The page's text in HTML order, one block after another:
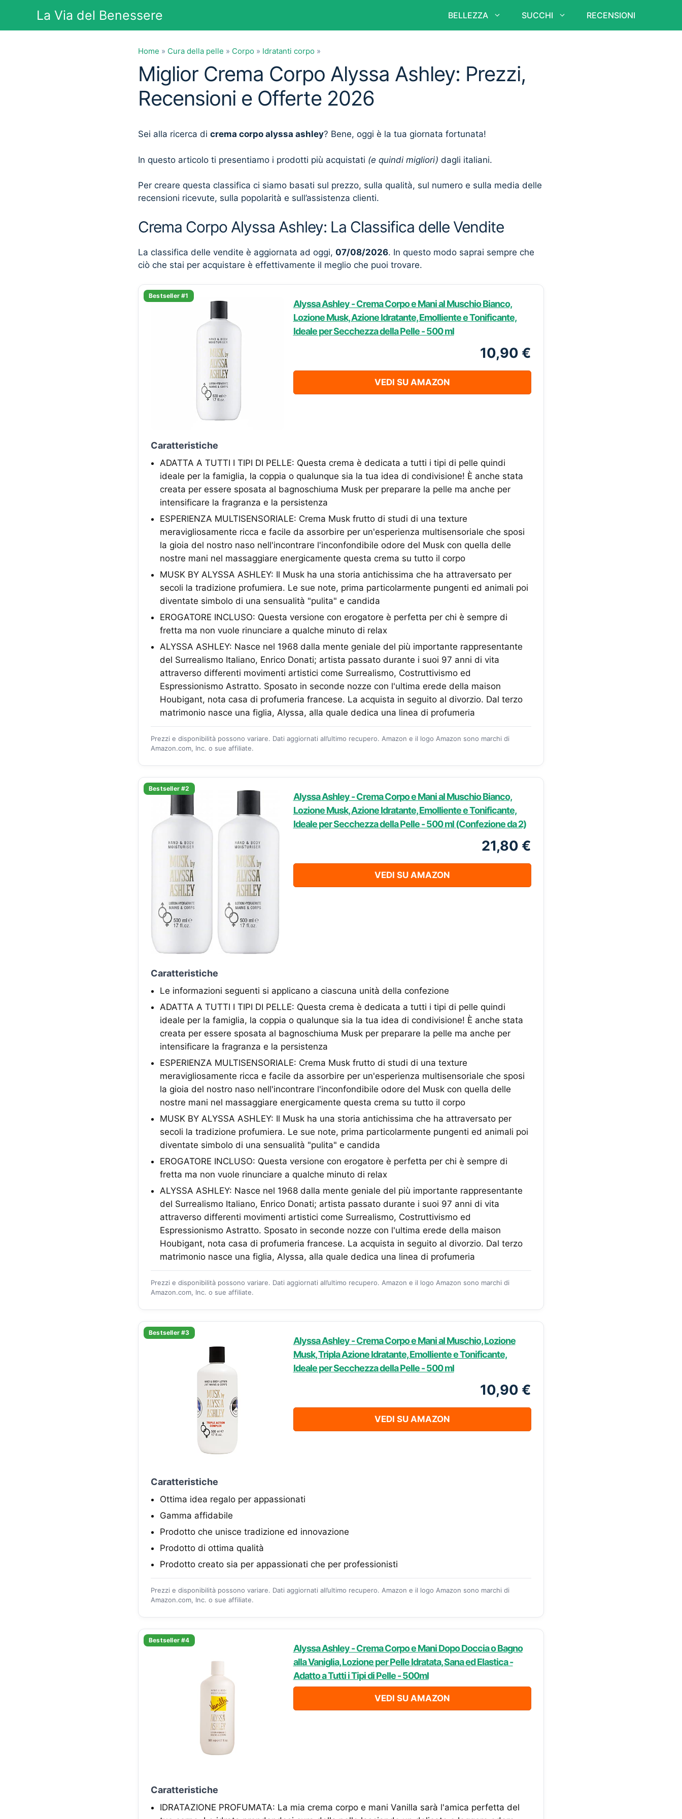
contenuto
La Via del Benessere BELLEZZA SUCCHI RECENSIONI
Home » Cura della pelle » Corpo » Idratanti corpo »
Miglior Crema Corpo Alyssa Ashley: Prezzi,
Recensioni e Offerte 2026
Sei alla ricerca di crema corpo alyssa ashley? Bene, oggi è la tua giornata fortunata!
In questo articolo ti presentiamo i prodotti più acquistati (e quindi migliori) dagli italiani.
Per creare questa classifica ci siamo basati sul prezzo, sulla qualità, sul numero e sulla media delle
recensioni ricevute, sulla popolarità e sull’assistenza clienti.
Crema Corpo Alyssa Ashley: La Classifica delle Vendite
La classifica delle vendite è aggiornata ad oggi, 07/08/2026. In questo modo saprai sempre che
ciò che stai per acquistare è effettivamente il meglio che puoi trovare.
Bestseller #1
Alyssa Ashley - Crema Corpo e Mani al Muschio Bianco,
Lozione Musk, Azione Idratante, Emolliente e Tonificante,
Ideale per Secchezza della Pelle - 500 ml
10,90 €
VEDI SU AMAZON
Caratteristiche
ADATTA A TUTTI I TIPI DI PELLE: Questa crema è dedicata a tutti i tipi di pelle quindi
ideale per la famiglia, la coppia o qualunque sia la tua idea di condivisione! È anche stata
creata per essere sposata al bagnoschiuma Musk per preparare la pelle ma anche per
intensificare la fragranza e la persistenza
ESPERIENZA MULTISENSORIALE: Crema Musk frutto di studi di una texture
meravigliosamente ricca e facile da assorbire per un'esperienza multisensoriale che sposi
la gioia del nostro naso nell'incontrare l'inconfondibile odore del Musk con quella delle
nostre mani nel massaggiare energicamente questa crema su tutto il corpo
MUSK BY ALYSSA ASHLEY: Il Musk ha una storia antichissima che ha attraversato per
secoli la tradizione profumiera. Le sue note, prima particolarmente pungenti ed animali poi
diventate simbolo di una sensualità "pulita" e candida
EROGATORE INCLUSO: Questa versione con erogatore è perfetta per chi è sempre di
fretta ma non vuole rinunciare a qualche minuto di relax
ALYSSA ASHLEY: Nasce nel 1968 dalla mente geniale del più importante rappresentante
del Surrealismo Italiano, Enrico Donati; artista passato durante i suoi 97 anni di vita
attraverso differenti movimenti artistici come Surrealismo, Costruttivismo ed
Espressionismo Astratto. Sposato in seconde nozze con l'ultima erede della maison
Houbigant, nota casa di profumeria francese. La acquista in seguito al divorzio. Dal terzo
matrimonio nasce una figlia, Alyssa, alla quale dedica una linea di profumeria
Prezzi e disponibilità possono variare. Dati aggiornati all’ultimo recupero. Amazon e il logo Amazon sono marchi di
Amazon.com, Inc. o sue affiliate.
Bestseller #2
Alyssa Ashley - Crema Corpo e Mani al Muschio Bianco,
Lozione Musk, Azione Idratante, Emolliente e Tonificante,
Ideale per Secchezza della Pelle - 500 ml (Confezione da 2)
21,80 €
VEDI SU AMAZON
Caratteristiche
Le informazioni seguenti si applicano a ciascuna unità della confezione
ADATTA A TUTTI I TIPI DI PELLE: Questa crema è dedicata a tutti i tipi di pelle quindi
ideale per la famiglia, la coppia o qualunque sia la tua idea di condivisione! È anche stata
creata per essere sposata al bagnoschiuma Musk per preparare la pelle ma anche per
intensificare la fragranza e la persistenza
ESPERIENZA MULTISENSORIALE: Crema Musk frutto di studi di una texture
meravigliosamente ricca e facile da assorbire per un'esperienza multisensoriale che sposi
la gioia del nostro naso nell'incontrare l'inconfondibile odore del Musk con quella delle
nostre mani nel massaggiare energicamente questa crema su tutto il corpo
MUSK BY ALYSSA ASHLEY: Il Musk ha una storia antichissima che ha attraversato per
secoli la tradizione profumiera. Le sue note, prima particolarmente pungenti ed animali poi
diventate simbolo di una sensualità "pulita" e candida
EROGATORE INCLUSO: Questa versione con erogatore è perfetta per chi è sempre di
fretta ma non vuole rinunciare a qualche minuto di relax
ALYSSA ASHLEY: Nasce nel 1968 dalla mente geniale del più importante rappresentante
del Surrealismo Italiano, Enrico Donati; artista passato durante i suoi 97 anni di vita
attraverso differenti movimenti artistici come Surrealismo, Costruttivismo ed
Espressionismo Astratto. Sposato in seconde nozze con l'ultima erede della maison
Houbigant, nota casa di profumeria francese. La acquista in seguito al divorzio. Dal terzo
matrimonio nasce una figlia, Alyssa, alla quale dedica una linea di profumeria
Prezzi e disponibilità possono variare. Dati aggiornati all’ultimo recupero. Amazon e il logo Amazon sono marchi di
Amazon.com, Inc. o sue affiliate.
Bestseller #3
Alyssa Ashley - Crema Corpo e Mani al Muschio, Lozione
Musk, Tripla Azione Idratante, Emolliente e Tonificante,
Ideale per Secchezza della Pelle - 500 ml
10,90 €
VEDI SU AMAZON
Caratteristiche
Ottima idea regalo per appassionati
Gamma affidabile
Prodotto che unisce tradizione ed innovazione
Prodotto di ottima qualità
Prodotto creato sia per appassionati che per professionisti
Prezzi e disponibilità possono variare. Dati aggiornati all’ultimo recupero. Amazon e il logo Amazon sono marchi di
Amazon.com, Inc. o sue affiliate.
Bestseller #4
Alyssa Ashley - Crema Corpo e Mani Dopo Doccia o Bagno
alla Vaniglia, Lozione per Pelle Idratata, Sana ed Elastica -
Adatto a Tutti i Tipi di Pelle - 500ml
VEDI SU AMAZON
Caratteristiche
IDRATAZIONE PROFUMATA: La mia crema corpo e mani Vanilla sarà l'amica perfetta del